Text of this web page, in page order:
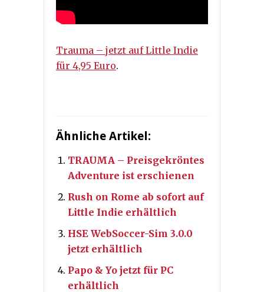
Trauma – jetzt auf Little Indie
für 4,95 Euro.
Ähnliche Artikel:
TRAUMA – Preisgekröntes
Adventure ist erschienen
Rush on Rome ab sofort auf
Little Indie erhältlich
HSE WebSoccer-Sim 3.0.0
jetzt erhältlich
Papo & Yo jetzt für PC
erhältlich